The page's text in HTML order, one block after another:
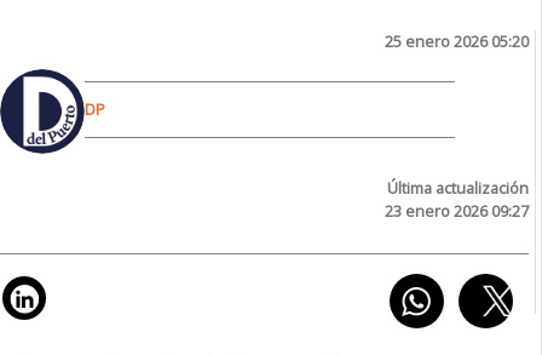
25 enero 2026 05:20
DP
Última actualización
23 enero 2026 09:27